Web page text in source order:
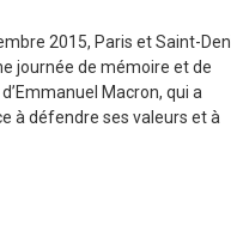
2015, Paris et Saint-
journée de mémoire et de
Macron, qui a
à défendre ses valeurs et à